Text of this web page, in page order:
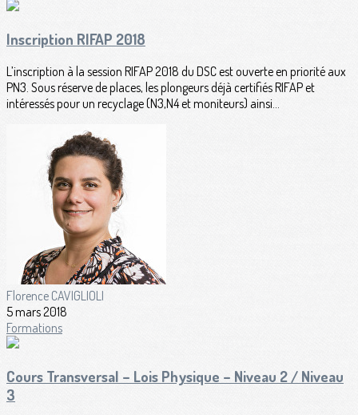
Inscription RIFAP 2018
L’inscription à la session RIFAP 2018 du DSC est ouverte en priorité aux
PN3. Sous réserve de places, les plongeurs déjà certifiés RIFAP et
intéressés pour un recyclage (N3,N4 et moniteurs) ainsi...
Florence CAVIGLIOLI
5 mars 2018
Formations
Cours Transversal – Lois Physique – Niveau 2 / Niveau
3